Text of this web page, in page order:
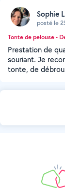
Sophie
posté le
Tonte de pelouse -
Prestation de
souriant. Je
tonte, de